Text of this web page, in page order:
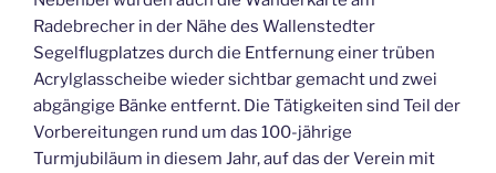
Radebrecher in der Nähe des Wallenstedter
Segelflugplatzes durch die Entfernung einer trüben
Acrylglasscheibe wieder sichtbar gemacht und zwei
abgängige Bänke entfernt. Die Tätigkeiten sind Teil der
Vorbereitungen rund um das 100-jährige
Turmjubiläum in diesem Jahr, auf das der Verein mit